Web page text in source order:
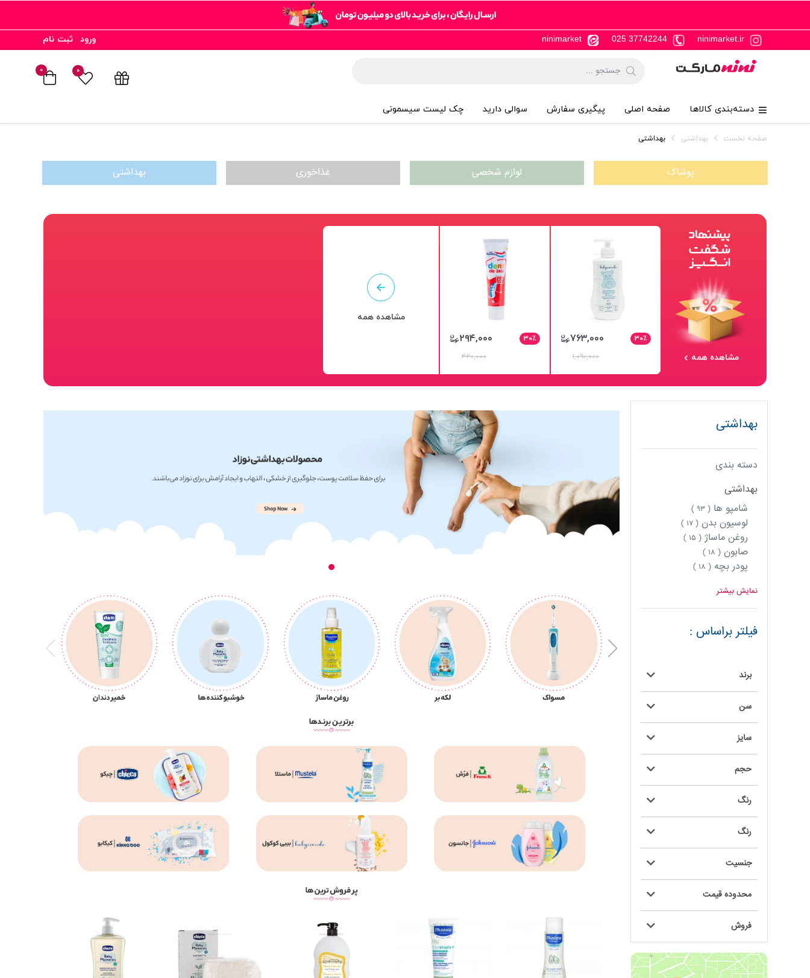
ورود ثبت نام
۰ ۰
دسته‌بندی کالاها صفحه اصلی پیگیری سفارش سوالی دارید چک لیست سیسمونی
صفحه نخست بهداشتی بهداشتی
پوشاک لوازم شخصی غذاخوری بهداشتی
مشاهده همه
۳۰٪ ۷۶۳,۰۰۰
۱,۰۹۰,۰۰۰
۳۰٪ ۲۹۴,۰۰۰
۴۲۰,۰۰۰
مشاهده همه
بهداشتی
دسته بندی
بهداشتی
شامپو ها ( ۹۳ )
لوسیون بدن ( ۱۷ )
روغن ماساژ ( ۱۵ )
صابون ( ۱۸ )
پودر بچه ( ۱۸ )
نمایش بیشتر
فیلتر براساس :
برند
سن
سایز
حجم
رنگ
رنگ
جنسیت
محدوده قیمت
فروش